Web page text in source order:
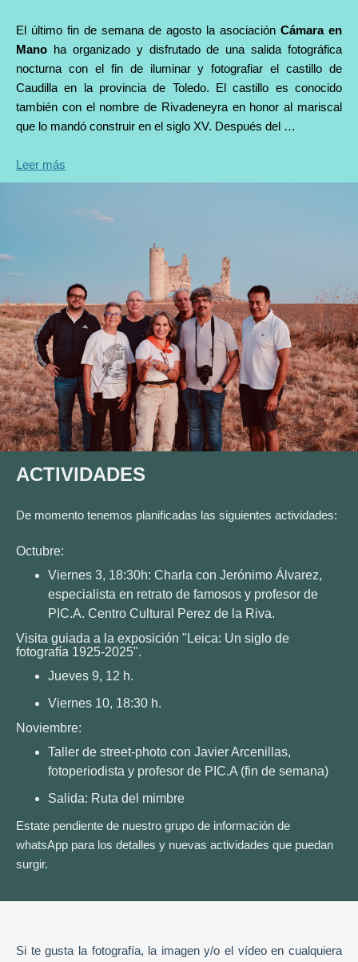
El último fin de semana de agosto la asociación Cámara en
Mano ha organizado y disfrutado de una salida fotográfica
nocturna con el fin de iluminar y fotografiar el castillo de
Caudilla en la provincia de Toledo. El castillo es conocido
también con el nombre de Rivadeneyra en honor al mariscal
que lo mandó construir en el siglo XV. Después del …
Leer más
ACTIVIDADES
De momento tenemos planificadas las siguientes actividades:
Octubre:
Viernes 3, 18:30h: Charla con Jerónimo Álvarez,
especialista en retrato de famosos y profesor de
PIC.A. Centro Cultural Perez de la Riva.
Visita guiada a la exposición "Leica: Un siglo de
fotografía 1925-2025".
Jueves 9, 12 h.
Viernes 10, 18:30 h.
Noviembre:
Taller de street-photo con Javier Arcenillas,
fotoperiodista y profesor de PIC.A (fin de semana)
Salida: Ruta del mimbre
Estate pendiente de nuestro grupo de información de
whatsApp para los detalles y nuevas actividades que puedan
surgir.
Si te gusta la fotografía, la imagen y/o el vídeo en cualquiera